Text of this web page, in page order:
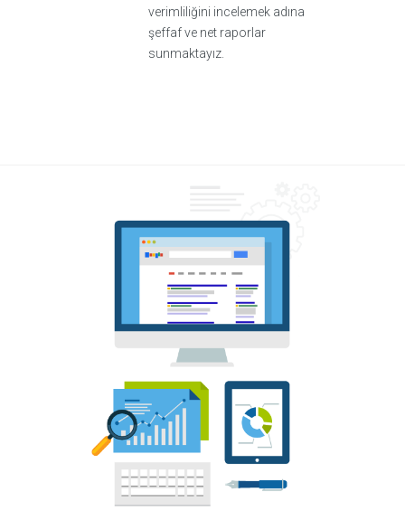
verimliliğini incelemek adına
şeffaf ve net raporlar
sunmaktayız.